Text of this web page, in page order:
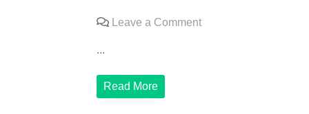
Leave a Commenton
...
Read More